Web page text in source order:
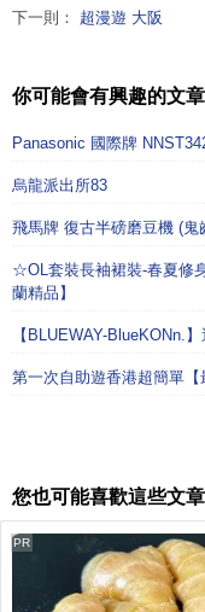
下一則： 超漫遊 大阪
你可能會有興趣的文章
Panasonic 國際牌
烏龍派出所83
飛馬牌 復古半磅磨豆機 (
☆OL套裝長袖裙裝-春夏修
蘭精品】
【BLUEWAY-BlueKONn.
第一次自助遊香港超簡單【
您也可能喜歡這些文章
PR